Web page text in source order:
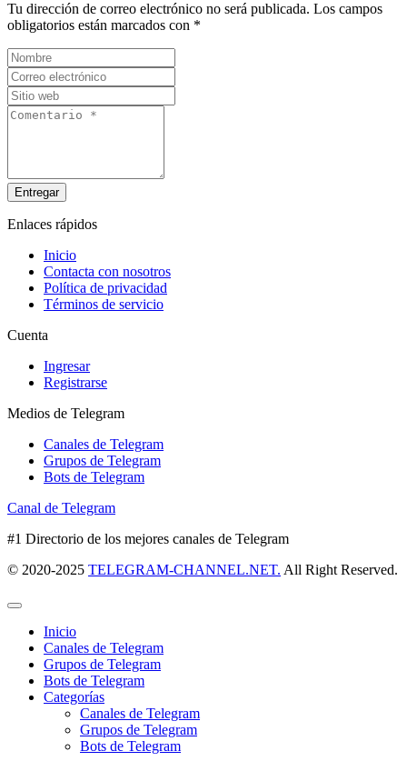
Tu dirección de correo electrónico no será publicada. Los campos
obligatorios están marcados con *
Entregar
Enlaces rápidos
Inicio
Contacta con nosotros
Política de privacidad
Términos de servicio
Cuenta
Ingresar
Registrarse
Medios de Telegram
Canales de Telegram
Grupos de Telegram
Bots de Telegram
Canal de Telegram
#1 Directorio de los mejores canales de Telegram
© 2020-2025 TELEGRAM-CHANNEL.NET. All Right Reserved.
Inicio
Canales de Telegram
Grupos de Telegram
Bots de Telegram
Categorías
Canales de Telegram
Grupos de Telegram
Bots de Telegram